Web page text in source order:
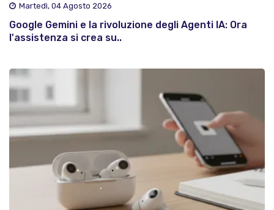
Martedì, 04 Agosto 2026
Google Gemini e la rivoluzione degli Agenti IA: Ora
l'assistenza si crea su..